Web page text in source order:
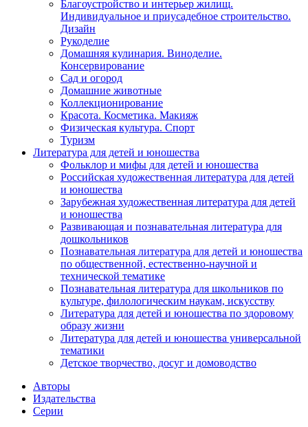
Благоустройство и интерьер жилищ.
Индивидуальное и приусадебное строительство.
Дизайн
Рукоделие
Домашняя кулинария. Виноделие.
Консервирование
Сад и огород
Домашние животные
Коллекционирование
Красота. Косметика. Макияж
Физическая культура. Спорт
Туризм
Литература для детей и юношества
Фольклор и мифы для детей и юношества
Российская художественная литература для детей
и юношества
Зарубежная художественная литература для детей
и юношества
Развивающая и познавательная литература для
дошкольников
Познавательная литература для детей и юношества
по общественной, естественно-научной и
технической тематике
Познавательная литература для школьников по
культуре, филологическим наукам, искусству
Литература для детей и юношества по здоровому
образу жизни
Литература для детей и юношества универсальной
тематики
Детское творчество, досуг и домоводство
Авторы
Издательства
Серии